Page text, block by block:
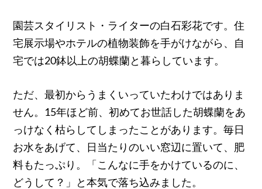
園芸スタイリスト・ライターの白石彩花です。住
宅展示場やホテルの植物装飾を手がけながら、自
宅では20鉢以上の胡蝶蘭と暮らしています。
ただ、最初からうまくいっていたわけではありま
せん。15年ほど前、初めてお世話した胡蝶蘭をあ
っけなく枯らしてしまったことがあります。毎日
お水をあげて、日当たりのいい窓辺に置いて、肥
料もたっぷり。「こんなに手をかけているのに、
どうして？」と本気で落ち込みました。